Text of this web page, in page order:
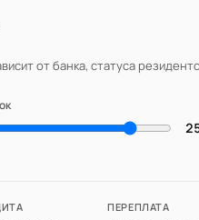
от банка, статуса
ПЕРЕПЛАТА